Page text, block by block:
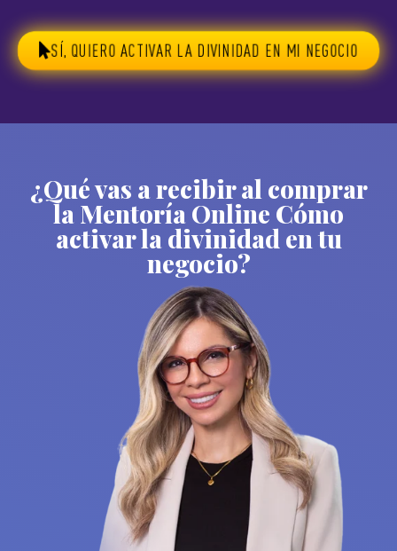
SÍ, QUIERO ACTIVAR LA DIVINIDAD EN MI NEGOCIO
¿Qué vas a recibir al comprar
la Mentoría Online Cómo
activar la divinidad en tu
negocio?